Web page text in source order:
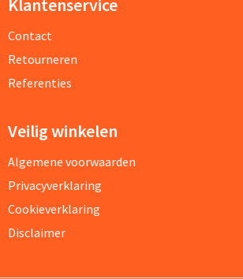
Klantenservice
Contact
Retourneren
Referenties
Veilig winkelen
Algemene voorwaarden
Privacyverklaring
Cookieverklaring
Disclaimer